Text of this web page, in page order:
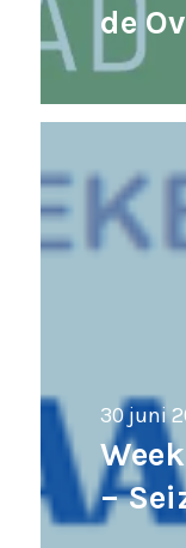
de
30 juni
–